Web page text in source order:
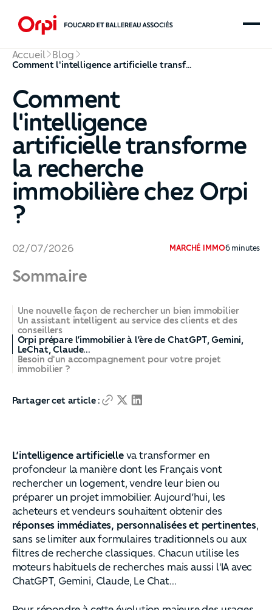
Accueil Blog
Comment l'intelligence artificielle transforme la recherche immobilière chez Orpi ?
Comment
l'intelligence
artificielle transforme
la recherche
immobilière chez Orpi
?
02/07/2026 MARCHÉ IMMO6minutes
Sommaire
Une nouvelle façon de rechercher un bien immobilier
Un assistant intelligent au service des clients et des
conseillers
Orpi prépare l’immobilier à l’ère de ChatGPT, Gemini,
LeChat, Claude...
Besoin d'un accompagnement pour votre projet
immobilier ?
Partager cet article :
L’intelligence artificielleva transformer en
profondeur la manière dont les Français vont
rechercher un logement, vendre leur bien ou
préparer un projet immobilier. Aujourd’hui, les
acheteurs et vendeurs souhaitent obtenir des
réponses immédiates, personnalisées et pertinentes,
sans se limiter aux formulaires traditionnels ou aux
filtres de recherche classiques. Chacun utilise les
moteurs habituels de recherches mais aussi l'IA avec
ChatGPT, Gemini, Claude, Le Chat...